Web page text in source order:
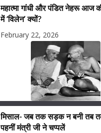
महात्मा गांधी और पंडित नेहरू आज
में ‘विलेन’ क्यों?
February 22, 2026
मिसाल- जब तक सड़क न बनी तब
पहनीं मंत्री जी ने चप्पलें